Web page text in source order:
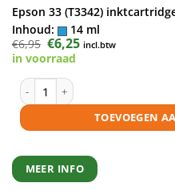
Epson 33 (T3342)
Inhoud:
14 ml
€6,95 Oorspronkelijke
prijs
was:
€6,25Huidige
prijs
incl.btw
in voorraad
Epson 33 (T3342) inktcartridge
TOEVOEGEN
MEER INFO